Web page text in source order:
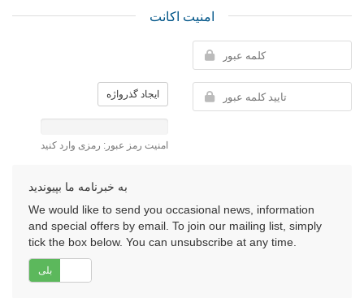
امنیت اکانت
ایجاد گذرواژه
امنیت رمز عبور: رمزی وارد کنید
به خبرنامه ما بپیوندید
We would like to send you occasional news, information
and special offers by email. To join our mailing list, simply
tick the box below. You can unsubscribe at any time.
بلی